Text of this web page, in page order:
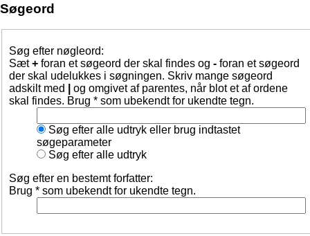
Søgeord
Søg efter nøgleord:
Sæt+ foran et søgeord der skal findes og - foran et søgeord
der skal udelukkes i søgningen. Skriv mange søgeord
adskilt med
og omgivet af parentes, når blot et af ordene
skal findes. Brug * som ubekendt for ukendte tegn.
Søg efter alle udtryk eller brug indtastet
søgeparameter
Søg efter alle udtryk
Søg efter en bestemt forfatter:
Brug * som ubekendt for ukendte tegn.